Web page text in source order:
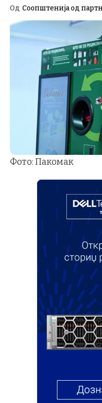
Од Соопштенија од
Фото: Пакомак